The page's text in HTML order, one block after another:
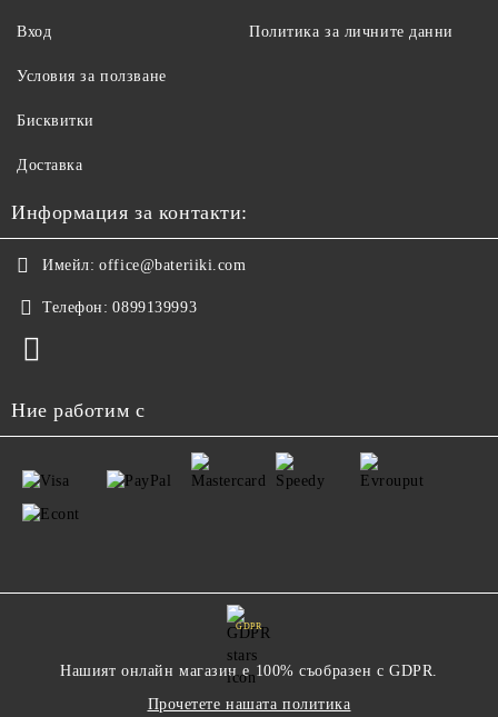
Вход Политика за личните данни
Условия за ползване
Бисквитки
Доставка
Информация за контакти:
Имейл: office@bateriiki.com
Телефон: 0899139993
Ние работим с
GDPR
Нашият онлайн магазин е 100% съобразен с GDPR.
Прочетете нашата политика